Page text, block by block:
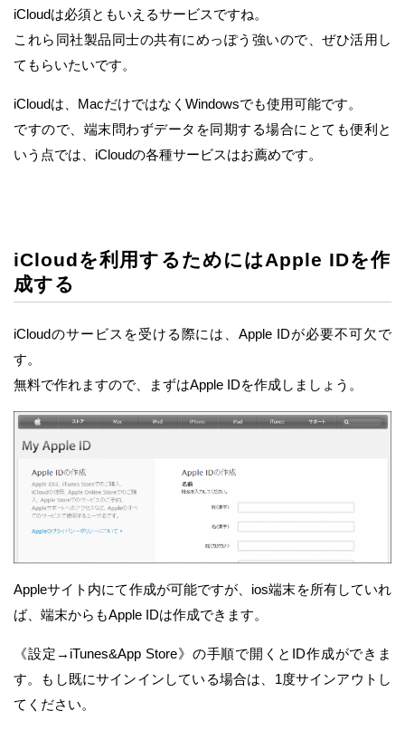
iCloudは必須ともいえるサービスですね。
これら同社製品同士の共有にめっぽう強いので、ぜひ活用し
てもらいたいです。
iCloudは、MacだけではなくWindowsでも使用可能です。
ですので、端末問わずデータを同期する場合にとても便利と
いう点では、iCloudの各種サービスはお薦めです。
iCloudを利用するためにはApple IDを作
成する
iCloudのサービスを受ける際には、Apple IDが必要不可欠で
す。
無料で作れますので、まずはApple IDを作成しましょう。
Appleサイト内にて作成が可能ですが、ios端末を所有していれ
ば、端末からもApple IDは作成できます。
《設定→iTunes&App Store》の手順で開くとID作成ができま
す。もし既にサインインしている場合は、1度サインアウトし
てください。